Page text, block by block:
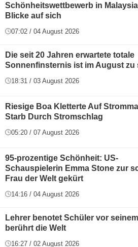
Schönheitswettbewerb in
Blicke auf sich
07:02 / 04 August 2026
Die seit 20 Jahren erwartete totale
Sonnenfinsternis ist im August zu
18:31 / 03 August 2026
Riesige Boa Kletterte Auf
Starb Durch Stromschlag
05:20 / 07 August 2026
95-prozentige Schönheit: US-
Schauspielerin Emma Stone zur
Frau der Welt gekürt
14:16 / 04 August 2026
Lehrer benotet Schüler vor
berührt die Welt
16:27 / 02 August 2026